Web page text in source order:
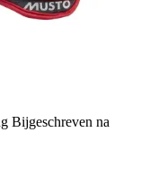
Bijgeschreven na